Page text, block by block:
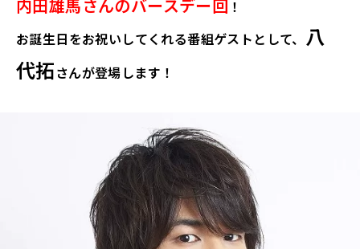
内田雄馬さんのバースデー回 ！
お誕生日をお祝いしてくれる番組ゲストとして、 八
代拓さんが登場します！